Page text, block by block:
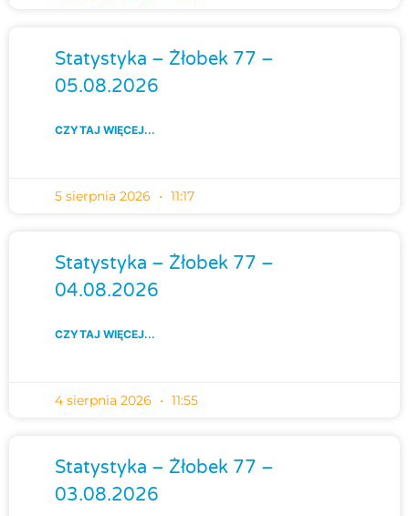
Statystyka – Żłobek 77 –
05.08.2026
CZYTAJ WIĘCEJ...
5 sierpnia 2026 11:17
Statystyka – Żłobek 77 –
04.08.2026
CZYTAJ WIĘCEJ...
4 sierpnia 2026 11:55
Statystyka – Żłobek 77 –
03.08.2026